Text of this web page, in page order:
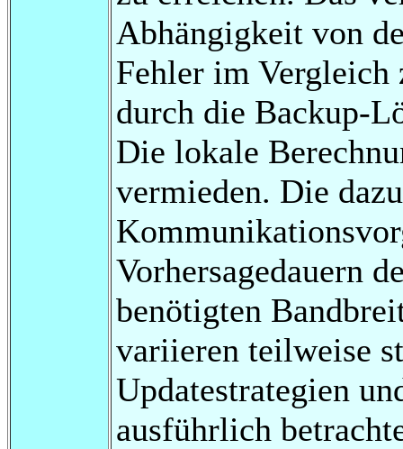
Abhängigkeit von
Fehler im Vergleich
durch die Backup-
Die lokale
vermieden. Die
Vorhersagedauern
benötigten
variieren teilweise
Updatestrategien
ausführlich